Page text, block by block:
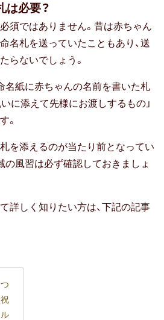
は必要？
須ではありません。昔は赤ちゃん
名札を送っていたこともあり、送
らないでしょう。
名紙に赤ちゃんの名前を書いた札
いに添えて先様にお渡しするもの」
。
を添えるのが当たり前となってい
の風習は必ず確認しておきましょ
詳しく知りたい方は、下記の記事